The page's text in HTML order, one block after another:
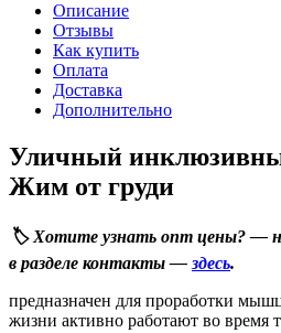
Описание
Отзывы
Как купить
Оплата
Доставка
Дополнительно
Уличный
Жим от груди
🏷️ Хотите узнать опт цены? —
в разделе контакты — здесь.
предназначен для проработки
жизни активно работают во время